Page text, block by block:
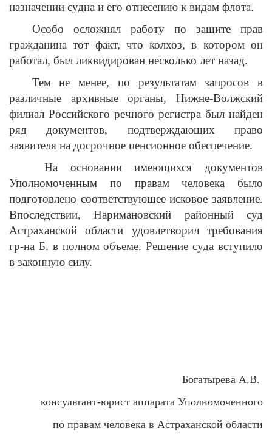
назначении судна и его отнесению к видам флота.
Особо осложнял работу по защите прав
гражданина тот факт, что колхоз, в котором он
работал, был ликвидирован несколько лет назад.
Тем не менее, по результатам запросов в
различные архивные органы, Нижне-Волжский
филиал Российского речного регистра был найден
ряд документов, подтверждающих право
заявителя на досрочное пенсионное обеспечение.
На основании имеющихся документов
Уполномоченным по правам человека было
подготовлено соответствующее исковое заявление.
Впоследствии, Наримановский районный суд
Астраханской области удовлетворил требования
гр-на Б. в полном объеме. Решение суда вступило
в законную силу.
Богатырева А.В.
консультант-юрист аппарата Уполномоченного
по правам человека в Астраханской области